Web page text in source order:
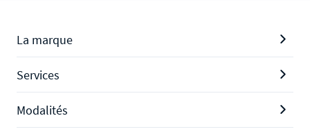
La marque
Services
Modalités